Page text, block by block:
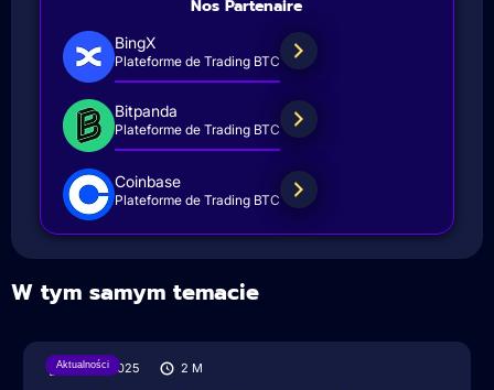
Nos Partenaire
BingX
Plateforme de Trading BTC
Bitpanda
Plateforme de Trading BTC
Coinbase
Plateforme de Trading BTC
W tym samym temacie
Aktualności
30/07/2025 2 M